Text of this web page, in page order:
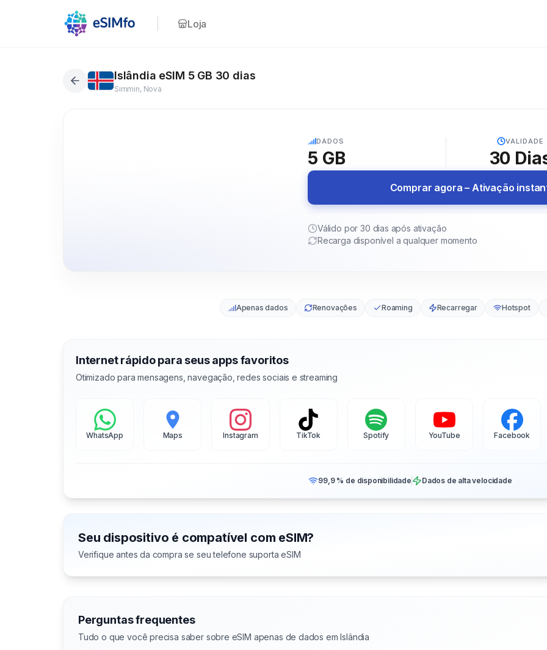
Loja
Islândia eSIM 5 GB 30 dias
Simmin, Nova
DADOS
5 GB
VALIDADE
30
Comprar agora – Ativação
Válido por 30 dias após ativação
Recarga disponível a qualquer momento
Apenas dados Renovações Roaming Recarregar Hotspot
Internet rápido para seus apps favoritos
Otimizado para mensagens, navegação, redes sociais e streaming
WhatsApp Maps Instagram TikTok Spotify YouTube Facebook
99,9 % de disponibilidade Dados de alta velocidade
Seu dispositivo é compatível com eSIM?
Verifique antes da compra se seu telefone suporta eSIM
Perguntas frequentes
Tudo o que você precisa saber sobre eSIM apenas de dados em Islândia